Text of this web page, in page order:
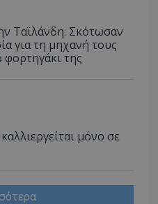
Ταϊλάνδη: Σκότωσαν
για τη μηχανή τους
φορτηγάκι της
μόνο σε